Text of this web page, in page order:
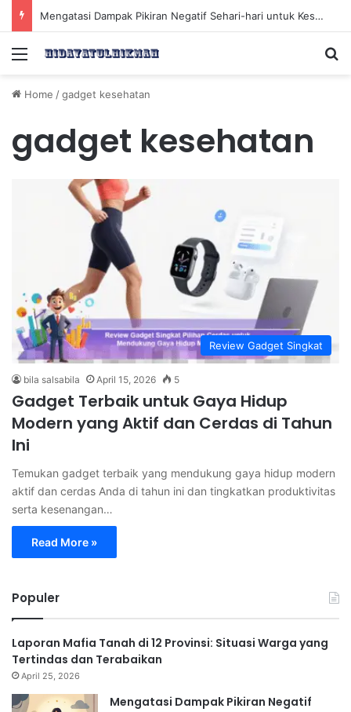
Mengatasi Dampak Pikiran Negatif Sehari-hari untuk Kesehatan Mental yang Lebih Baik
Menu
Home /gadget kesehatan
gadget kesehatan
Review Gadget Singkat
bila salsabila April 15, 2026 5
Gadget Terbaik untuk Gaya Hidup
Modern yang Aktif dan Cerdas di Tahun
Ini
Temukan gadget terbaik yang mendukung gaya hidup modern
aktif dan cerdas Anda di tahun ini dan tingkatkan produktivitas
serta kesenangan…
Read More »
Populer
Laporan Mafia Tanah di 12 Provinsi: Situasi Warga yang
Tertindas dan Terabaikan
April 25, 2026
Mengatasi Dampak Pikiran Negatif